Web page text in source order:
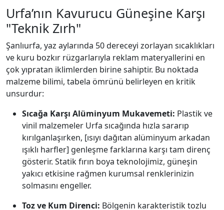
Urfa’nın Kavurucu Güneşine Karşı
"Teknik Zırh"
Şanlıurfa, yaz aylarında 50 dereceyi zorlayan sıcaklıkları
ve kuru bozkır rüzgarlarıyla reklam materyallerini en
çok yıpratan iklimlerden birine sahiptir. Bu noktada
malzeme bilimi, tabela ömrünü belirleyen en kritik
unsurdur:
Sıcağa Karşı Alüminyum Mukavemeti: Plastik ve
vinil malzemeler Urfa sıcağında hızla sararıp
kırılganlaşırken, [ısıyı dağıtan alüminyum arkadan
ışıklı harfler] genleşme farklarına karşı tam direnç
gösterir. Statik fırın boya teknolojimiz, güneşin
yakıcı etkisine rağmen kurumsal renklerinizin
solmasını engeller.
Toz ve Kum Direnci: Bölgenin karakteristik tozlu